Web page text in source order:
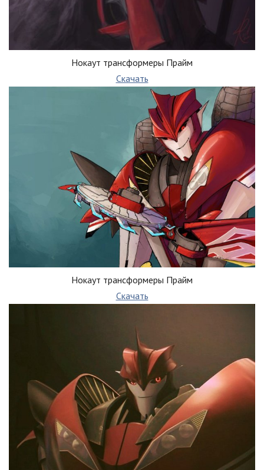
Нокаут трансформеры Прайм
Скачать
Нокаут трансформеры Прайм
Скачать